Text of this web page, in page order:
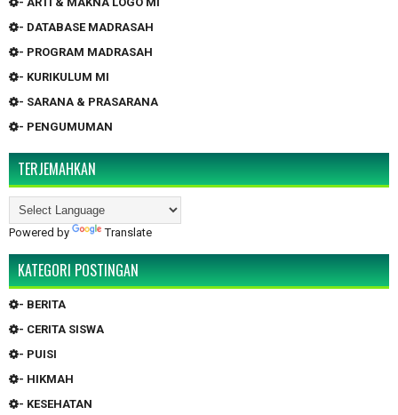
- DATABASE MADRASAH
- PROGRAM MADRASAH
- KURIKULUM MI
- SARANA & PRASARANA
- PENGUMUMAN
TERJEMAHKAN
Powered by Translate
KATEGORI POSTINGAN
- BERITA
- CERITA SISWA
- PUISI
- HIKMAH
- KESEHATAN